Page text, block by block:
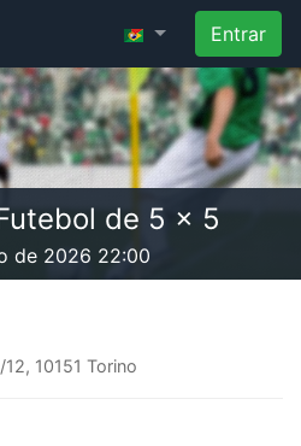
Entrar
de 5 x 5
de 2026 22:00
10151 Torino